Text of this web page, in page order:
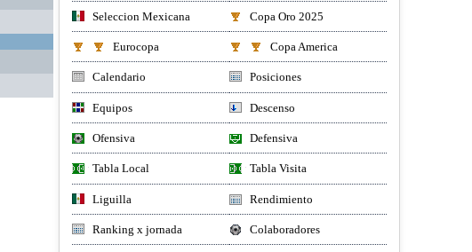
Seleccion Mexicana Copa Oro 2025
Eurocopa Copa America
Calendario Posiciones
Equipos Descenso
Ofensiva Defensiva
Tabla Local Tabla Visita
Liguilla Rendimiento
Ranking x jornada Colaboradores